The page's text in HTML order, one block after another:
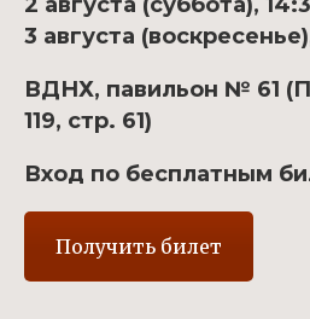
3 августа
ВДНХ, павильон № 61
119, стр. 61)
Вход по бесплатным
Получить билет